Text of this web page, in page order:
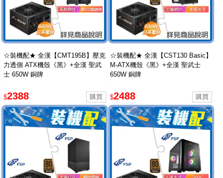
☆裝機配★ 全漢【CMT195B】壓克
力透側 ATX機殼《黑》+全漢 聖武
士 650W 銅牌
$2388
☆裝機配★ 全漢【CST130 Basic】
M-ATX機殼《黑》+全漢 聖武士
650W 銅牌
$2488